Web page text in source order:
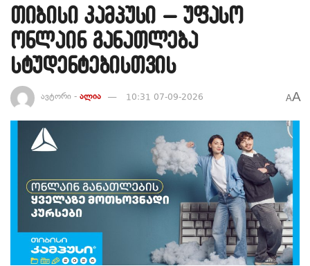
თიბისი კამპუსი – უფასო
ონლაინ განათლება
სტუდენტებისთვის
ავტორი - ალია 10:31 07-09-2026 AA